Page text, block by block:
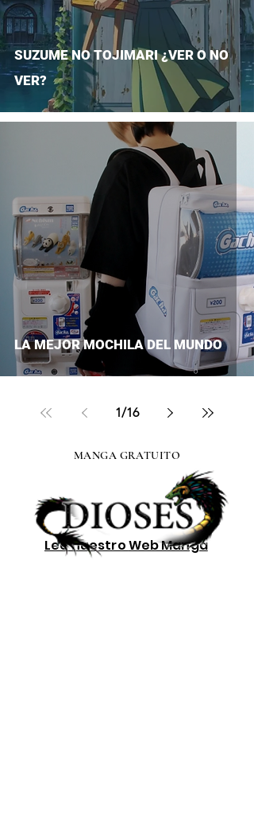
SUZUME NO TOJIMARI ¿VER O NO
VER?
LA MEJOR MOCHILA DEL MUNDO
1/16
Lee nuestroWeb Manga
MANGA GRATUITO